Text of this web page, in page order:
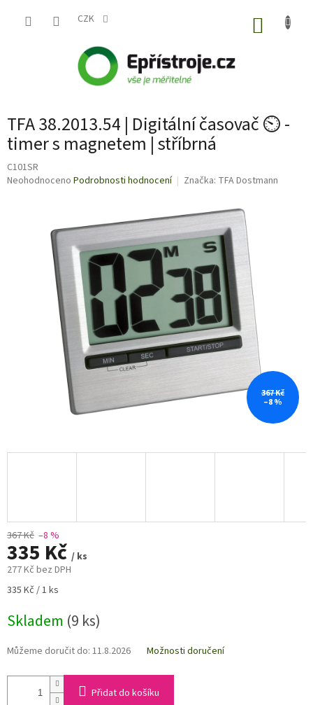
CZK
TFA 38.2013.54 | Digitální časovač ⏲️ -
timer s magnetem | stříbrná
C101SR
Průměrné
Neohodnoceno Podrobnosti hodnocení Značka: TFA Dostmann
367 Kč
–8 %
367 Kč –8 %
335 Kč / ks
277 Kč bez DPH
Měrná
335 Kč / 1 ks
Skladem (9 ks)
Můžeme doručit do: 11.8.2026 Možnosti doručení
Přidat do košíku